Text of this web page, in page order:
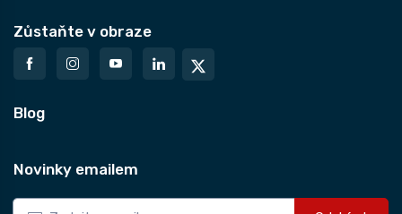
Zůstaňte v obraze
Blog
Novinky emailem